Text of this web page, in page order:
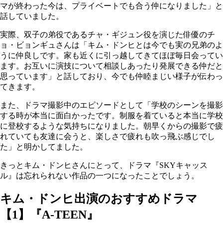
マが終わった今は、プライベートでも合う仲になりました」と
話していました。
実際、双子の弟役であるチャ・ギジュン役を演じた俳優のチ
ョ・ビョンギュさんは「キム・ドンヒとは今でも実の兄弟のよ
うに仲良しです。家も近くに引っ越してきてほぼ毎日会ってい
ます。お互いに演技について相談しあったり発展できる仲だと
思っています」と話しており、今でも仲睦まじい様子が伝わっ
てきます。
また、ドラマ撮影中のエピソードとして「学校のシーンを撮影
する時が本当に面白かったです。制服を着ていると本当に学校
に登校するような気持ちになりました。朝早くからの撮影で疲
れていても友達に会うと、楽しさで疲れも吹っ飛ぶ感じでし
た」と明かしてました。
きっとキム・ドンヒさんにとって、ドラマ『SKYキャッス
ル』は忘れられない作品の一つになったことでしょう。
キム・ドンヒ出演のおすすめドラマ
【1】『A-TEEN』